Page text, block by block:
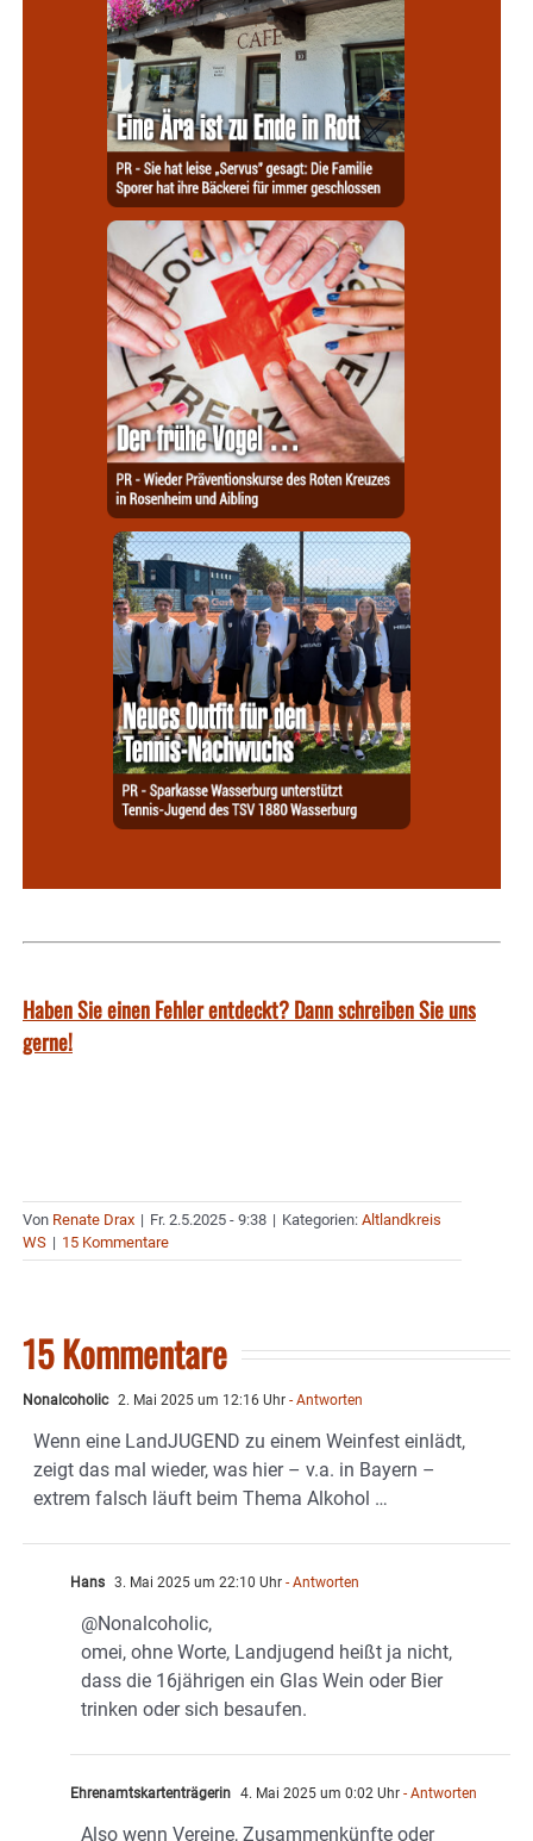
Haben Sie einen Fehler entdeckt? Dann schreiben Sie uns
gerne!
Von Renate Drax | Fr. 2.5.2025 - 9:38 | Kategorien: Altlandkreis
WS | 15 Kommentare
15 Kommentare
Nonalcoholic 2. Mai 2025 um 12:16 Uhr - Antworten
Wenn eine LandJUGEND zu einem Weinfest einlädt,
zeigt das mal wieder, was hier – v.a. in Bayern –
extrem falsch läuft beim Thema Alkohol …
Hans 3. Mai 2025 um 22:10 Uhr - Antworten
@Nonalcoholic,
omei, ohne Worte, Landjugend heißt ja nicht,
dass die 16jährigen ein Glas Wein oder Bier
trinken oder sich besaufen.
Ehrenamtskartenträgerin 4. Mai 2025 um 0:02 Uhr - Antworten
Also wenn Vereine, Zusammenkünfte oder